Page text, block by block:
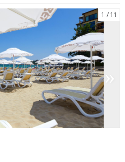
1 11